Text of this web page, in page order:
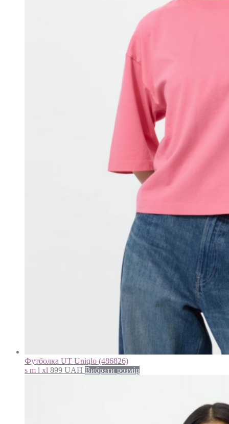
Футболка UT Uniqlo (486826)
s m l xl 899 UAH Вибрати розмір